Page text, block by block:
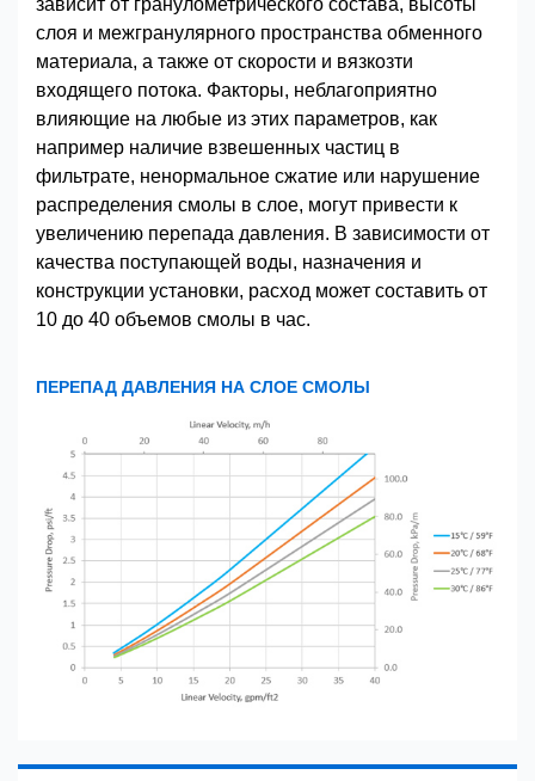
слоя и межгранулярного пространства обменного
материала, а также от скорости и вязкозти
входящего потока. Факторы, неблагоприятно
влияющие на любые из этих параметров, как
например наличие взвешенных частиц в
фильтрате, ненормальное сжатие или нарушение
распределения смолы в слое, могут привести к
увеличению перепада давления. В зависимости от
качества поступающей воды, назначения и
конструкции установки, расход может составить от
10 до 40 объемов смолы в час.
ПЕРЕПАД ДАВЛЕНИЯ НА СЛОЕ СМОЛЫ